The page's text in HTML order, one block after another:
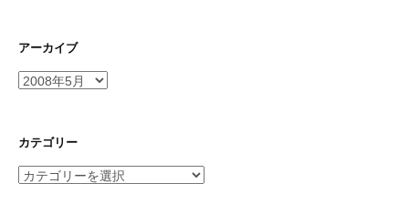
アーカイブ
ア
イ
カテゴリー
カ